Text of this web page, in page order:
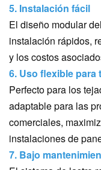
5. Instalación fácil
El diseño modular
instalación rápidos,
y los costos
6. Uso flexible para
Perfecto para los
adaptable para las
comerciales,
instalaciones de
7. Bajo